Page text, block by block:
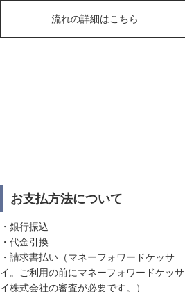
流れの詳細はこちら
お支払方法について
・銀行振込
・代金引換
・請求書払い（マネーフォワードケッサ
イ。ご利用の前にマネーフォワードケッサ
イ株式会社の審査が必要です。）